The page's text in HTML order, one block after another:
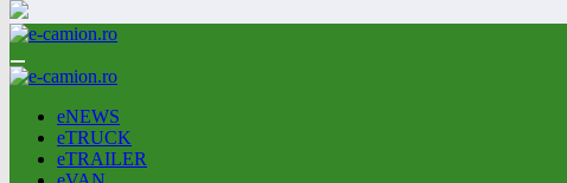
eNEWS
eTRUCK
eTRAILER